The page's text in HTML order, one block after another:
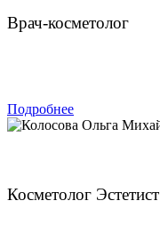
Врач-косметолог
Подробнее
Косметолог Эстетист